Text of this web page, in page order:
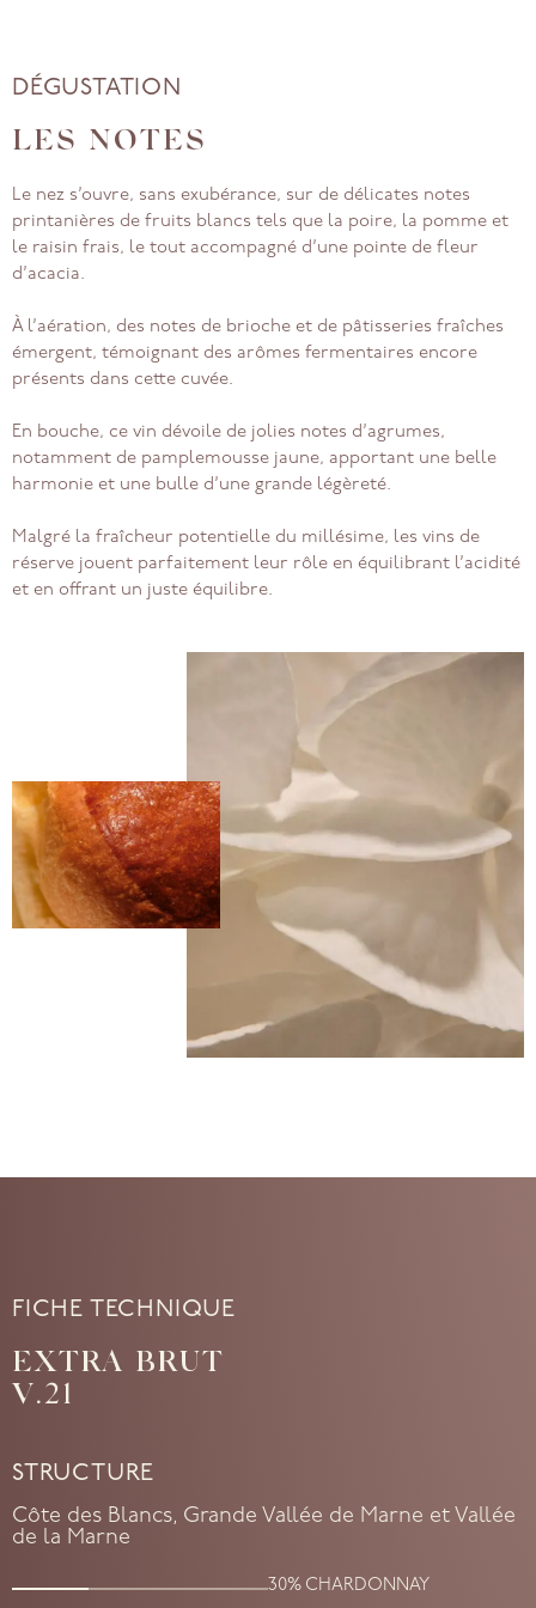
DÉGUSTATION
LES NOTES
Le nez s’ouvre, sans exubérance, sur de délicates notes
printanières de fruits blancs tels que la poire, la pomme et
le raisin frais, le tout accompagné d’une pointe de fleur
d’acacia.
À l’aération, des notes de brioche et de pâtisseries fraîches
émergent, témoignant des arômes fermentaires encore
présents dans cette cuvée.
En bouche, ce vin dévoile de jolies notes d’agrumes,
notamment de pamplemousse jaune, apportant une belle
harmonie et une bulle d’une grande légèreté.
Malgré la fraîcheur potentielle du millésime, les vins de
réserve jouent parfaitement leur rôle en équilibrant l’acidité
et en offrant un juste équilibre.
FICHE TECHNIQUE
EXTRA BRUT
V.21
STRUCTURE
Côte des Blancs, Grande Vallée de Marne et Vallée
de la Marne
30% CHARDONNAY